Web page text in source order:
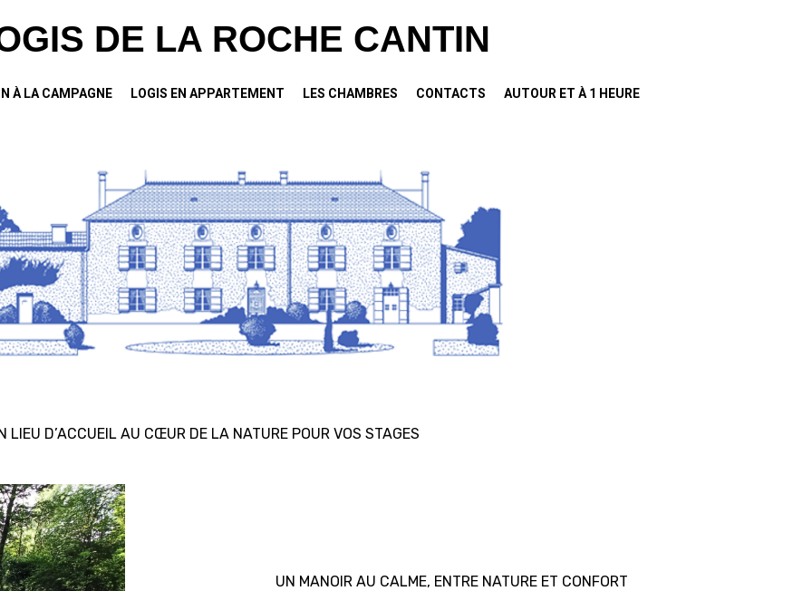
DE LA ROCHE CANTIN
À LA CAMPAGNE LOGIS EN APPARTEMENT LES CHAMBRES CONTACTS AUTOUR ET À 1 HEURE
LIEU D’ACCUEIL AU CŒUR DE LA NATURE POUR VOS STAGES
UN MANOIR AU CALME, ENTRE NATURE ET CONFORT